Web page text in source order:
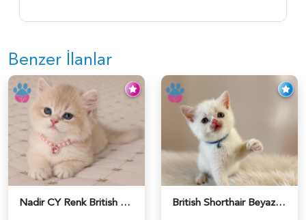
Benzer İlanlar
Nadir CY Renk British Shorthair Prensesimiz - 6483 British Shorthair Beyaz Pamuksu Yavrumuz - 6419